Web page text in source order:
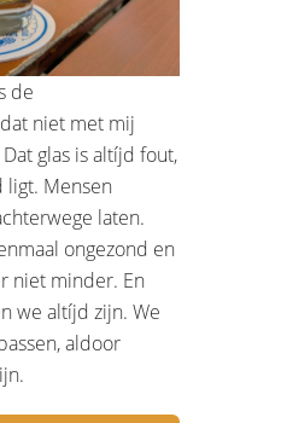
de
niet met mij
glas is altíjd fout,
ligt. Mensen
laten.
ongezond en
niet minder. En
we altíjd zijn. We
aldoor